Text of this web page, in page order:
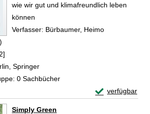
wie wir gut und klimafreundlich leben
können
Verfasser: Bürbaumer, Heimo
Springer
0 Sachbücher
verfügbar
Exemplar-
Simply Green